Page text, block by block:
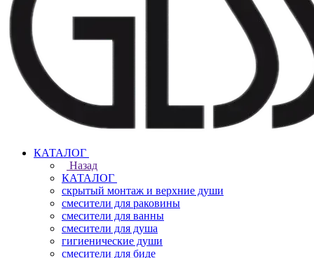
КАТАЛОГ
Назад
КАТАЛОГ
скрытый монтаж и верхние души
смесители для раковины
смесители для ванны
смесители для душа
гигиенические души
смесители для биде